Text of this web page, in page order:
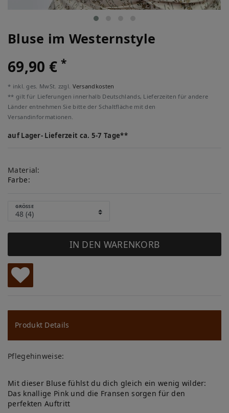
Bluse im Westernstyle
69,90 €*
* inkl. ges. MwSt. zzgl. Versandkosten
** gilt für Lieferungen innerhalb Deutschlands, Lieferzeiten für andere
Länder entnehmen Sie bitte der Schaltfläche mit den
Versandinformationen.
auf Lager- Lieferzeit ca. 5-7 Tage**
Material:
Farbe:
GRÖSSE
IN DEN WARENKORB
W
u
ns
ch
lis
te
Produkt Details
Pflegehinweise:
Mit dieser Bluse fühlst du dich gleich ein wenig wilder:
Das knallige Pink und die Fransen sorgen für den
perfekten Auftritt